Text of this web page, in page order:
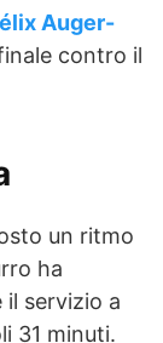
Auger-
contro il
un ritmo
ha
servizio a
31 minuti.